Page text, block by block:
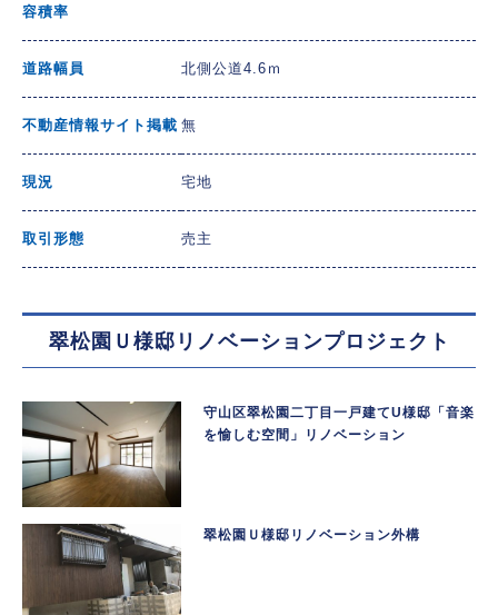
容積率
道路幅員 北側公道4.6ｍ
不動産情報サイト掲載 無
現況 宅地
取引形態 売主
翠松園Ｕ様邸リノベーションプロジェクト
守山区翠松園二丁目一戸建てU様邸「音楽
を愉しむ空間」リノベーション
翠松園Ｕ様邸リノベーション外構